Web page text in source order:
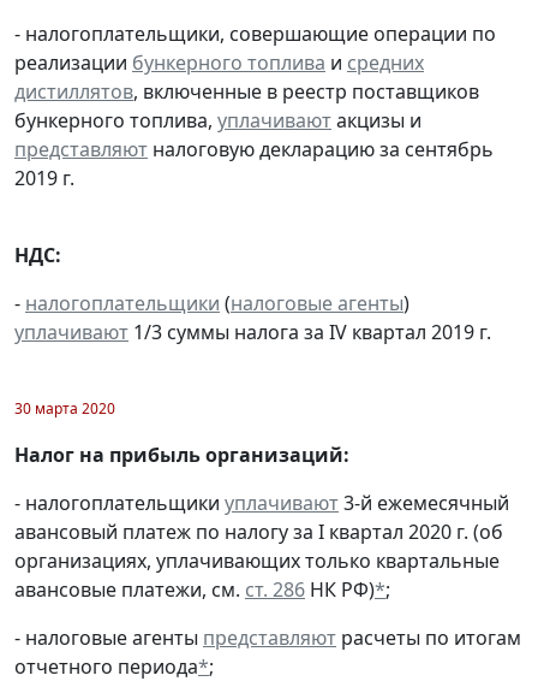
- налогоплательщики, совершающие операции по
реализации бункерного топлива и средних
дистиллятов, включенные в реестр поставщиков
бункерного топлива, уплачиваютакцизы и
представляют налоговую декларацию за сентябрь
2019 г.
НДС:
- налогоплательщики (налоговые агенты)
уплачивают 1/3 суммы налога за IV квартал 2019 г.
30 марта 2020
Налог на прибыль организаций:
- налогоплательщики уплачивают3-й ежемесячный
авансовый платеж по налогу за I квартал 2020 г. (об
организациях, уплачивающих только квартальные
авансовые платежи, см. ст. 286 НК РФ)*;
- налоговые агенты представляют расчеты по итогам
отчетного периода*;